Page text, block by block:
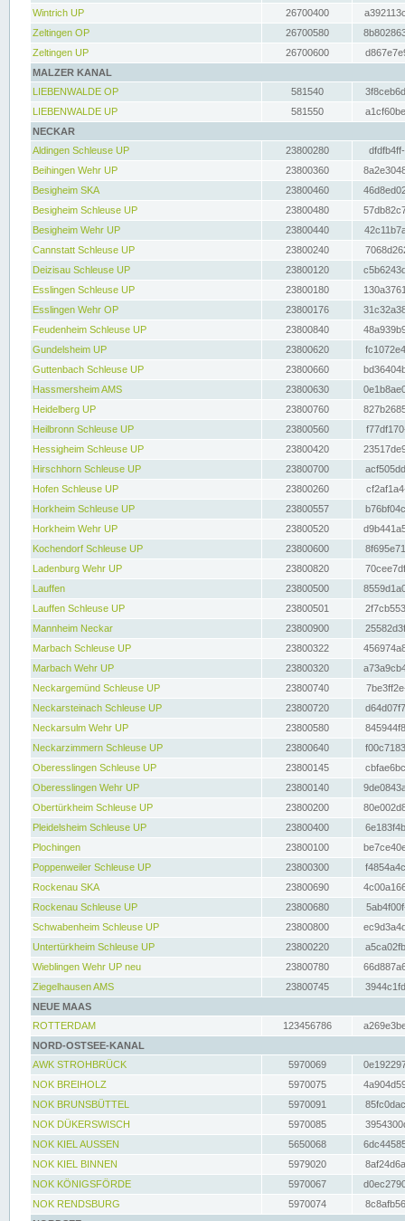
Wintrich UP
26700400
Zeltingen OP
26700580
Zeltingen UP
26700600
MALZER KANAL
LIEBENWALDE OP
581540
LIEBENWALDE UP
581550
NECKAR
Aldingen Schleuse UP
23800280
Beihingen Wehr UP
23800360
Besigheim SKA
23800460
Besigheim Schleuse UP
23800480
Besigheim Wehr UP
23800440
Cannstatt Schleuse UP
23800240
Deizisau Schleuse UP
23800120
Esslingen Schleuse UP
23800180
Esslingen Wehr OP
23800176
Feudenheim Schleuse UP
23800840
Gundelsheim UP
23800620
Guttenbach Schleuse UP
23800660
Hassmersheim AMS
23800630
Heidelberg UP
23800760
Heilbronn Schleuse UP
23800560
Hessigheim Schleuse UP
23800420
Hirschhorn Schleuse UP
23800700
Hofen Schleuse UP
23800260
Horkheim Schleuse UP
23800557
Horkheim Wehr UP
23800520
Kochendorf Schleuse UP
23800600
Ladenburg Wehr UP
23800820
Lauffen
23800500
Lauffen Schleuse UP
23800501
Mannheim Neckar
23800900
Marbach Schleuse UP
23800322
Marbach Wehr UP
23800320
Neckargemünd Schleuse UP
23800740
Neckarsteinach Schleuse UP
23800720
Neckarsulm Wehr UP
23800580
Neckarzimmern Schleuse UP
23800640
Oberesslingen Schleuse UP
23800145
Oberesslingen Wehr UP
23800140
Obertürkheim Schleuse UP
23800200
Pleidelsheim Schleuse UP
23800400
Plochingen
23800100
Poppenweiler Schleuse UP
23800300
Rockenau SKA
23800690
Rockenau Schleuse UP
23800680
Schwabenheim Schleuse UP
23800800
Untertürkheim Schleuse UP
23800220
Wieblingen Wehr UP neu
23800780
Ziegelhausen AMS
23800745
NEUE MAAS
ROTTERDAM
123456786
NORD-OSTSEE-KANAL
AWK STROHBRÜCK
5970069
NOK BREIHOLZ
5970075
NOK BRUNSBÜTTEL
5970091
NOK DÜKERSWISCH
5970085
NOK KIEL AUSSEN
5650068
NOK KIEL BINNEN
5979020
NOK KÖNIGSFÖRDE
5970067
NOK RENDSBURG
5970074